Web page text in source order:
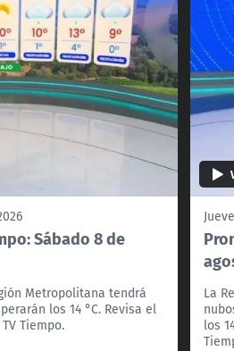
Sábado 8 de
Metropolitana tendrá
los 14 °C. Revisa el
Tiempo.
La
los